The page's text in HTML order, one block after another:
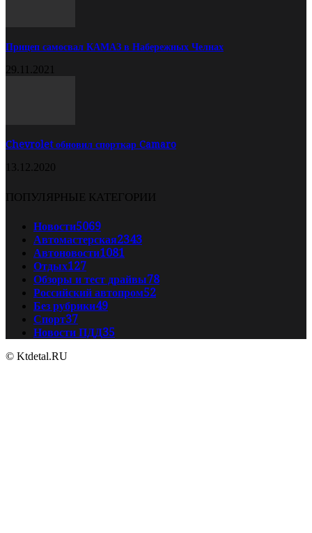
Прицеп самосвал КАМАЗ в Набережных Челнах
29.11.2021
Chevrolet обновил спорткар Camaro
13.12.2020
ПОПУЛЯРНЫЕ КАТЕГОРИИ
Новости5069
Автомастерская2343
Автоновости1081
Отдых127
Обзоры и тест драйвы78
Российский автопром52
Без рубрики49
Спорт37
Новости ПДД35
© Ktdetal.RU